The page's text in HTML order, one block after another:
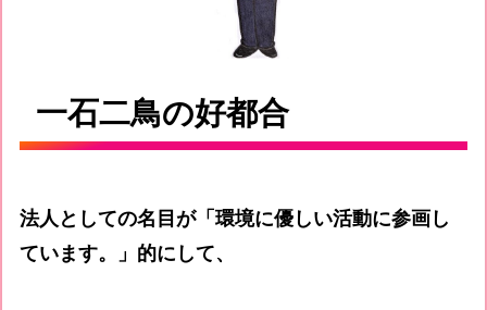
一石二鳥の好都合
法人としての名目が「環境に優しい活動に参画し
ています。」的にして、